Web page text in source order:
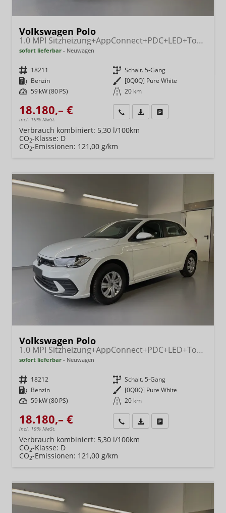
Volkswagen Polo
1.0 MPI Sitzheizung+AppConnect+PDC+LED+Touch+Lichtsensor+MultiLenkrad
sofort lieferbar Neuwagen
Fahrzeugnr. 18211 Getriebe Schalt. 5-Gang
Kraftstoff Benzin Außenfarbe [0Q0Q] Pure White
Leistung 59 kW (80 PS) Kilometerstand 20 km
18.180,– €
incl. 19% MwSt.
Wir rufen Sie anFahrzeugexposé (PDF)
Verbrauch kombiniert: 5,30 l/100km
CO2-Klasse: D
CO2-Emissionen: 121,00 g/km
Volkswagen Polo
1.0 MPI Sitzheizung+AppConnect+PDC+LED+Touch+Lichtsensor+MultiLenkrad
sofort lieferbar Neuwagen
Fahrzeugnr. 18212 Getriebe Schalt. 5-Gang
Kraftstoff Benzin Außenfarbe [0Q0Q] Pure White
Leistung 59 kW (80 PS) Kilometerstand 20 km
18.180,– €
incl. 19% MwSt.
Wir rufen Sie anFahrzeugexposé (PDF)
Verbrauch kombiniert: 5,30 l/100km
CO2-Klasse: D
CO2-Emissionen: 121,00 g/km